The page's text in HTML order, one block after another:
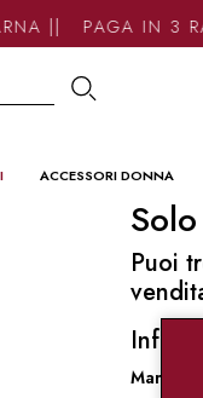
|| PAGA IN 3
ACCESSORI DONNA
Puoi
Info
Marynda